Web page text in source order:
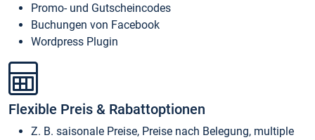
Promo- und Gutscheincodes
Buchungen von Facebook
Wordpress Plugin
Flexible Preis & Rabattoptionen
Z. B. saisonale Preise, Preise nach Belegung, multiple